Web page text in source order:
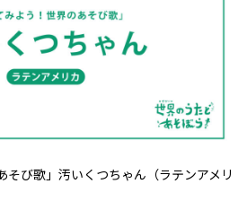
そび歌」汚いくつちゃん（ラテンアメリ